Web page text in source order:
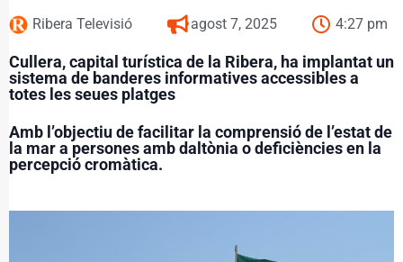
Ribera Televisió agost 7, 2025 4:27 pm
Cullera, capital turística de la Ribera, ha implantat un
sistema de banderes informatives accessibles a
totes les seues platges
Amb l’objectiu de facilitar la comprensió de l’estat de
la mar a persones amb daltònia o deficiències en la
percepció cromàtica.